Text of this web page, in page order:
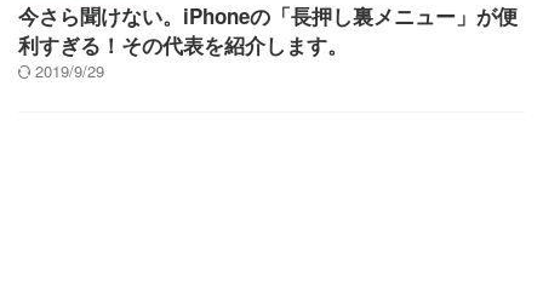
今さら聞けない。iPhoneの「長押し裏メニュー」が便
利すぎる！その代表を紹介します。
2019/9/29